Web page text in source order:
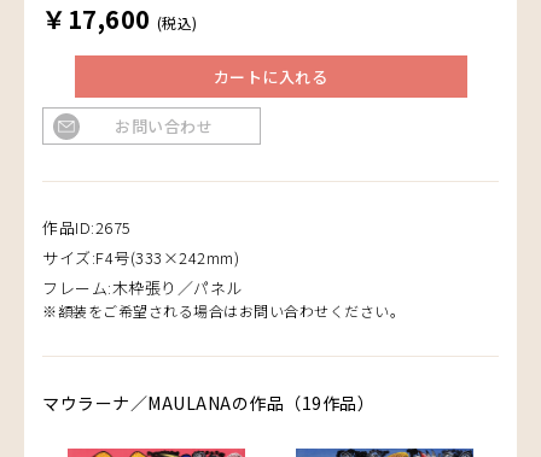
￥17,600 (税込)
カートに入れる
お問い合わせ
作品ID:2675
サイズ:F4号(333×242mm)
フレーム:木枠張り／パネル
※額装をご希望される場合はお問い合わせください。
マウラーナ／MAULANAの作品（19作品）